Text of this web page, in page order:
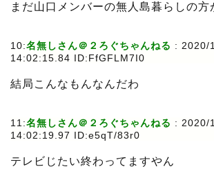
まだ山口メンバーの無人島暮らしの方
10:名無しさん＠２ろぐちゃんねる : 2020/
14:02:15.84 ID:FfGFLM7I0
結局こんなもんなんだわ
11:名無しさん＠２ろぐちゃんねる : 2020/
14:02:19.97 ID:e5qT/83r0
テレビじたい終わってますやん